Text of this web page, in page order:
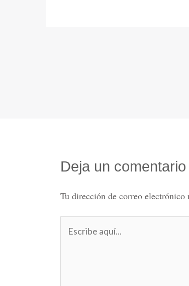
Deja un comentario
Tu dirección de correo electrónico
aquí...